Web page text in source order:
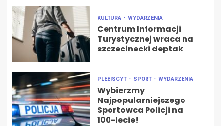
KULTURA WYDARZENIA
Centrum Informacji
Turystycznej wraca na
szczecinecki deptak
PLEBISCYT SPORT WYDARZENIA
Wybierzmy
Najpopularniejszego
Sportowca Policji na
100-lecie!